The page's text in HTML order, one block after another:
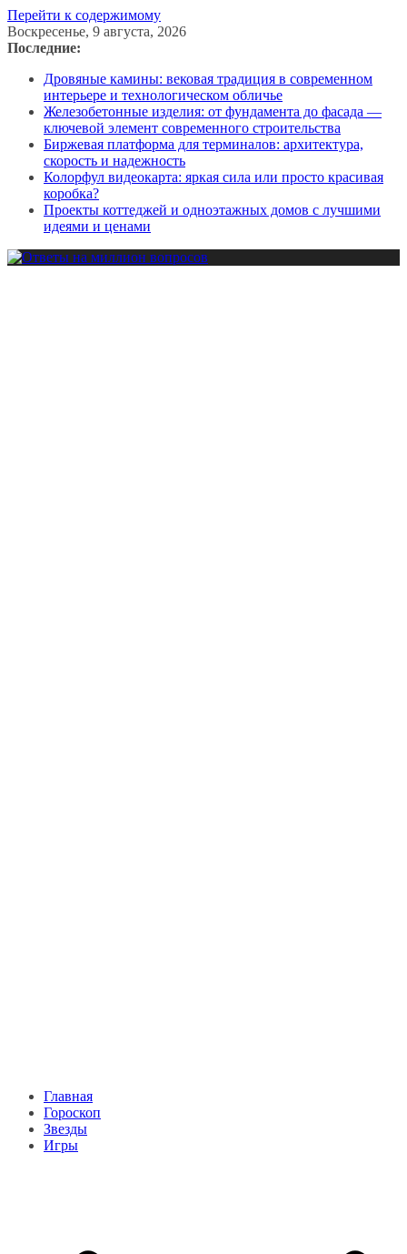
Перейти к содержимому
Воскресенье, 9 августа, 2026
Последние:
Дровяные камины: вековая традиция в современном
интерьере и технологическом обличье
Железобетонные изделия: от фундамента до фасада —
ключевой элемент современного строительства
Биржевая платформа для терминалов: архитектура,
скорость и надежность
Колорфул видеокарта: яркая сила или просто красивая
коробка?
Проекты коттеджей и одноэтажных домов с лучшими
идеями и ценами
Главная
Гороскоп
Звезды
Игры